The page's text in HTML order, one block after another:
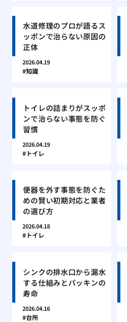
水道修理のプロが語るス
ッポンで治らない原因の
正体
2026.04.19
知識
トイレの詰まりがスッポ
ンで治らない事態を防ぐ
習慣
2026.04.19
トイレ
便器を外す事態を防ぐた
めの賢い初期対応と業者
の選び方
2026.04.18
トイレ
シンクの排水口から漏水
する仕組みとパッキンの
寿命
2026.04.16
台所